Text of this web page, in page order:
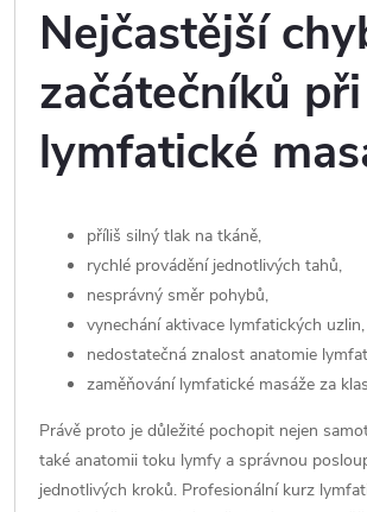
Nejčastější
začátečníků při
lymfatické
příliš silný tlak na tkáně,
rychlé provádění jednotlivých tahů,
nesprávný směr pohybů,
vynechání aktivace lymfatických uzlin,
nedostatečná znalost anatomie
zaměňování lymfatické masáže za
Právě proto je důležité pochopit nejen
také anatomii toku lymfy a správnou
jednotlivých kroků. Profesionální kurz